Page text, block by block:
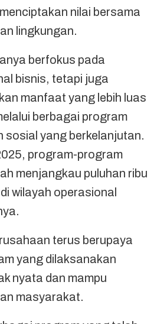
nilai bersama
lingkungan.
berfokus pada
bisnis, tetapi juga
manfaat yang lebih luas
berbagai program
sosial yang berkelanjutan.
program-program
menjangkau puluhan ribu
wilayah operasional
terus berupaya
yang dilaksanakan
nyata dan mampu
masyarakat.